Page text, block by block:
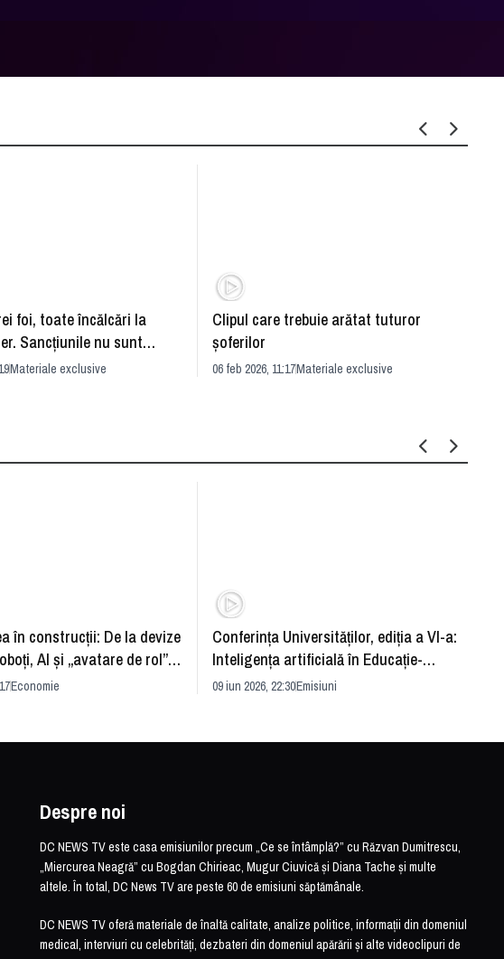
foi, toate încălcări la
Sancţiunile nu sunt
un judecător
Materiale exclusive
Clipul care trebuie arătat tuturor
şoferilor
06 feb 2026, 11:17Materiale exclusive
în construcții: De la devize
AI și „avatare de rol”.
industriei
Economie
Conferința Universităților, ediția a VI-a:
Inteligența artificială în Educație-
soluție sau problemă?
09 iun 2026, 22:30Emisiuni
Despre noi
DC NEWS TV este casa emisiunilor precum „Ce se întâmplă?” cu Răzvan Dumitrescu,
„Miercurea Neagră” cu Bogdan Chirieac, Mugur Ciuvică și Diana Tache și multe
altele. În total, DC News TV are peste 60 de emisiuni săptămânale.
DC NEWS TV oferă materiale de înaltă calitate, analize politice, informații din domeniul
medical, interviuri cu celebrități, dezbateri din domeniul apărării și alte videoclipuri de